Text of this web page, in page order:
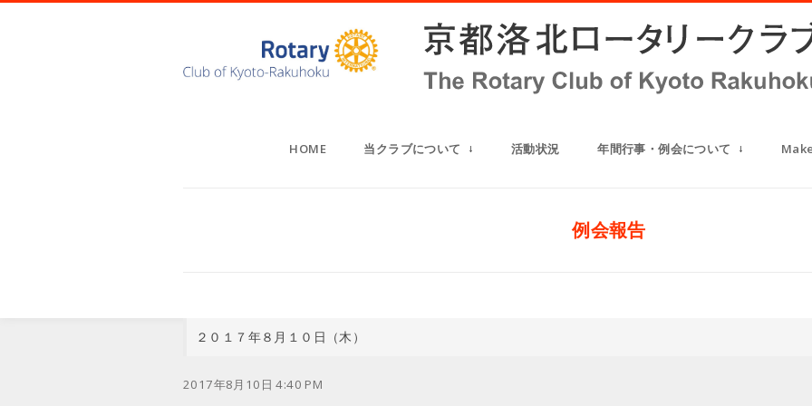
HOME 当クラブについて 活動状況 年間行事・例会について
例会報告
２０１７年８月１０日（木）
2017年8月10日 4:40 PM